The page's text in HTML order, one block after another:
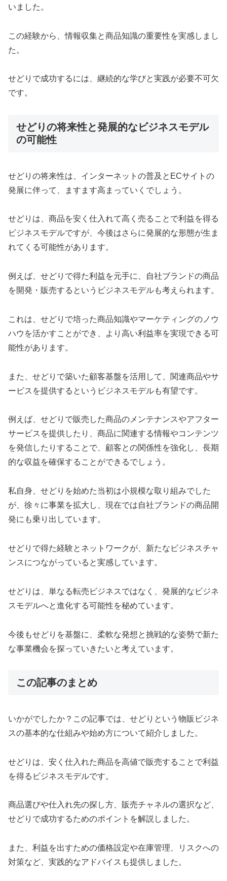
いました。
この経験から、情報収集と商品知識の重要性を実感しまし
た。
せどりで成功するには、継続的な学びと実践が必要不可欠
です。
せどりの将来性と発展的なビジネスモデル
の可能性
せどりの将来性は、インターネットの普及とECサイトの
発展に伴って、ますます高まっていくでしょう。
せどりは、商品を安く仕入れて高く売ることで利益を得る
ビジネスモデルですが、今後はさらに発展的な形態が生ま
れてくる可能性があります。
例えば、せどりで得た利益を元手に、自社ブランドの商品
を開発・販売するというビジネスモデルも考えられます。
これは、せどりで培った商品知識やマーケティングのノウ
ハウを活かすことができ、より高い利益率を実現できる可
能性があります。
また、せどりで築いた顧客基盤を活用して、関連商品やサ
ービスを提供するというビジネスモデルも有望です。
例えば、せどりで販売した商品のメンテナンスやアフター
サービスを提供したり、商品に関連する情報やコンテンツ
を発信したりすることで、顧客との関係性を強化し、長期
的な収益を確保することができるでしょう。
私自身、せどりを始めた当初は小規模な取り組みでした
が、徐々に事業を拡大し、現在では自社ブランドの商品開
発にも乗り出しています。
せどりで得た経験とネットワークが、新たなビジネスチャ
ンスにつながっていると実感しています。
せどりは、単なる転売ビジネスではなく、発展的なビジネ
スモデルへと進化する可能性を秘めています。
今後もせどりを基盤に、柔軟な発想と挑戦的な姿勢で新た
な事業機会を探っていきたいと考えています。
この記事のまとめ
いかがでしたか？この記事では、せどりという物販ビジネ
スの基本的な仕組みや始め方について紹介しました。
せどりは、安く仕入れた商品を高値で販売することで利益
を得るビジネスモデルです。
商品選びや仕入れ先の探し方、販売チャネルの選択など、
せどりで成功するためのポイントを解説しました。
また、利益を出すための価格設定や在庫管理、リスクへの
対策など、実践的なアドバイスも提供しました。